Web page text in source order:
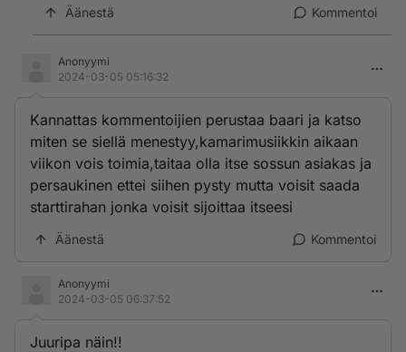
Äänestä Kommentoi
Anonyymi
2024-03-05 05:16:32
Kannattas kommentoijien perustaa baari ja katso
miten se siellä menestyy,kamarimusiikkin aikaan
viikon vois toimia,taitaa olla itse sossun asiakas ja
persaukinen ettei siihen pysty mutta voisit saada
starttirahan jonka voisit sijoittaa itseesi
Äänestä Kommentoi
Anonyymi
2024-03-05 06:37:52
Juuripa näin!!